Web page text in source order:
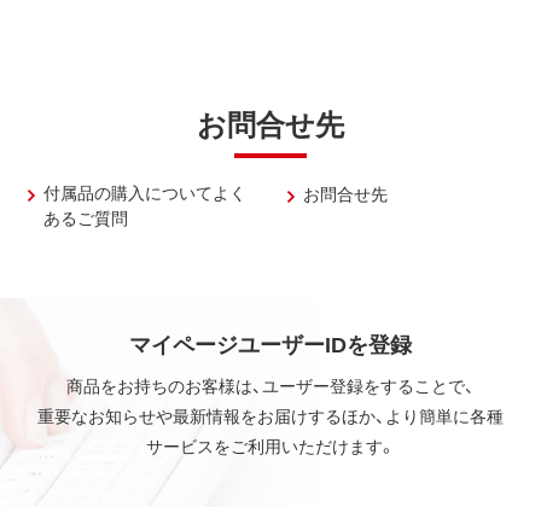
お問合せ先
付属品の購入についてよく
あるご質問
お問合せ先
マイページユーザーIDを登録
商品をお持ちのお客様は、ユーザー登録をすることで、
重要なお知らせや最新情報をお届けするほか、より簡単に各種
サービスをご利用いただけます。